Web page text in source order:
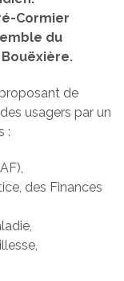
Cormier
du
de
usagers par un
:
des Finances